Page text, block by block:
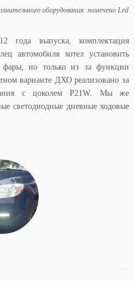
оборудования помечено Led
года выпуска, комплектация
автомобиля хотел установить
фары, но только из за функции
варианте ДХО реализовано за
с цоколем P21W. Мы же
светодиодные дневные ходовые